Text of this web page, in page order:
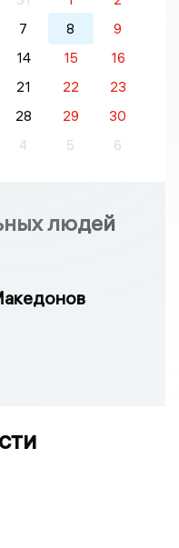
7 8
9
14 15
16
21 22
23
28 29
30
4 5 6
людей